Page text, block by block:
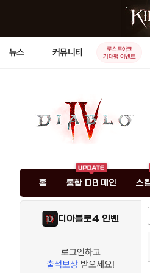
뉴스 커뮤니티
로스트아크
기대평 이벤트
홈 통합 DB 메인 스
디아블로4 인벤
로그인하고
출석보상 받으세요!